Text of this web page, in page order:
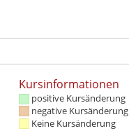
Kursinformationen
positive Kursänderung
negative Kursänderung
Keine Kursänderung